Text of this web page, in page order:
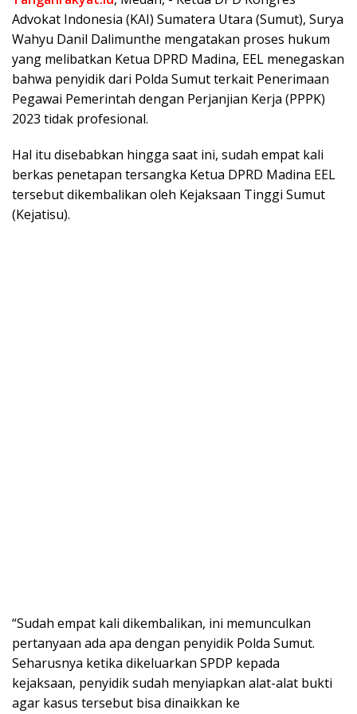
Advokat Indonesia (KAI) Sumatera Utara (Sumut), Surya
Wahyu Danil Dalimunthe mengatakan proses hukum
yang melibatkan Ketua DPRD Madina, EEL menegaskan
bahwa penyidik dari Polda Sumut terkait Penerimaan
Pegawai Pemerintah dengan Perjanjian Kerja (PPPK)
2023 tidak profesional.
Hal itu disebabkan hingga saat ini, sudah empat kali
berkas penetapan tersangka Ketua DPRD Madina EEL
tersebut dikembalikan oleh Kejaksaan Tinggi Sumut
(Kejatisu).
“Sudah empat kali dikembalikan, ini memunculkan
pertanyaan ada apa dengan penyidik Polda Sumut.
Seharusnya ketika dikeluarkan SPDP kepada
kejaksaan, penyidik sudah menyiapkan alat-alat bukti
agar kasus tersebut bisa dinaikkan ke